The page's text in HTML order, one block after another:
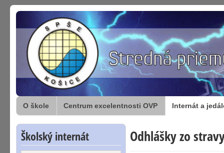
O škole Centrum excelentnosti OVP Internát a
Školský internát Odhlášky zo